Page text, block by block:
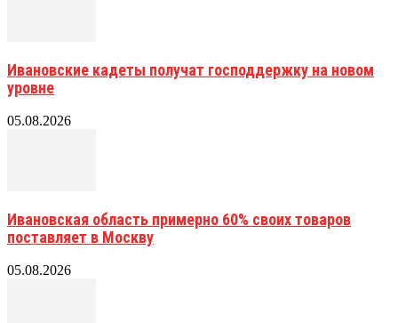
Ивановские кадеты получат господдержку на новом
уровне
05.08.2026
Ивановская область примерно 60% своих товаров
поставляет в Москву
05.08.2026